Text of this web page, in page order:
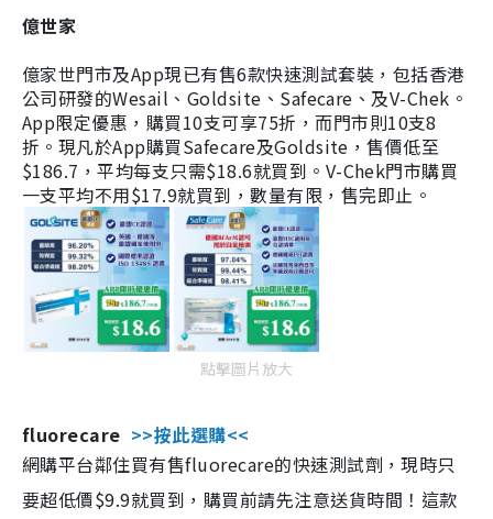
億世家
億家世門市及App現已有售6款快速測試套裝，包括香港
公司研發的Wesail、Goldsite、Safecare、及V-Chek。
App限定優惠，購買10支可享75折，而門市則10支8
折。現凡於App購買Safecare及Goldsite，售價低至
$186.7，平均每支只需$18.6就買到。V-Chek門市購買
一支平均不用$17.9就買到，數量有限，售完即止。
點擊圖片放大
fluorecare >>按此選購<<
網購平台鄰住買有售fluorecare的快速測試劑，現時只
要超低價$9.9就買到，購買前請先注意送貨時間！這款